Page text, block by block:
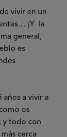
vivir en un
¡Y la
general,
es
años a vivir a
os
y todo con
cerca